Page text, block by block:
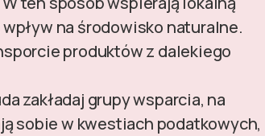
na środowisko naturalne.
produktów z dalekiego
zakładaj grupy wsparcia, na
sobie w kwestiach podatkowych,